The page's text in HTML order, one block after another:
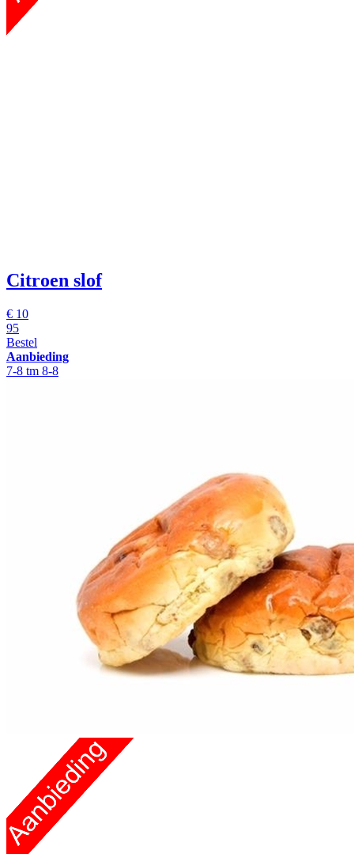
Citroen slof
€ 10
95
Bestel
Aanbieding
7-8 tm 8-8